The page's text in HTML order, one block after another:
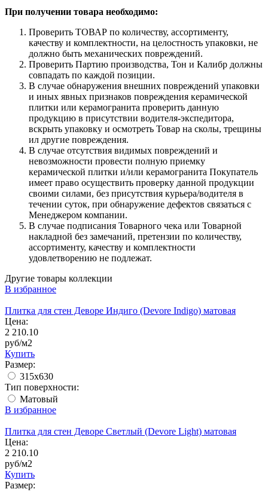
При получении товара необходимо:
Проверить ТОВАР по количеству, ассортименту,
качеству и комплектности, на целостность упаковки, не
должно быть механических повреждений.
Проверить Партию производства, Тон и Калибр должны
совпадать по каждой позиции.
В случае обнаружения внешних повреждений упаковки
и иных явных признаков повреждения керамической
плитки или керамогранита проверить данную
продукцию в присутствии водителя-экспедитора,
вскрыть упаковку и осмотреть Товар на сколы, трещины
ил другие повреждения.
В случае отсутствия видимых повреждений и
невозможности провести полную приемку
керамической плитки и/или керамогранита Покупатель
имеет право осуществить проверку данной продукции
своими силами, без присутствия курьера/водителя в
течении суток, при обнаружение дефектов связаться с
Менеджером компании.
В случае подписания Товарного чека или Товарной
накладной без замечаний, претензии по количеству,
ассортименту, качеству и комплектности
удовлетворению не подлежат.
Другие товары коллекции
В избранное
Плитка для стен Деворе Индиго (Devore Indigo) матовая
Цена:
2 210.10
руб/м2
Купить
Размер:
315x630
Тип поверхности:
Матовый
В избранное
Плитка для стен Деворе Светлый (Devore Light) матовая
Цена:
2 210.10
руб/м2
Купить
Размер: